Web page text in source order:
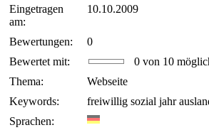
Eingetragen
am:
10.10.2009
Bewertungen:
0
Bewertet mit:
0 von 10
Thema:
Webseite
Keywords:
freiwillig sozial jahr
Sprachen: